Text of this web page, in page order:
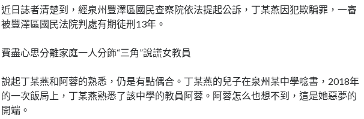
近日誌者清楚到，經泉州豐澤區國民查察院依法提起公訴，丁某燕因犯欺騙罪，一審
被豐澤區國民法院判處有期徒刑13年。
費盡心思分離家庭一人分飾“三角”說謊女教員
說起丁某燕和阿蓉的熟悉，仍是有點偶合。丁某燕的兒子在泉州某中學唸書，2018年
的一次飯局上，丁某燕熟悉了該中學的教員阿蓉。阿蓉怎么也想不到，這是她惡夢的
開端。